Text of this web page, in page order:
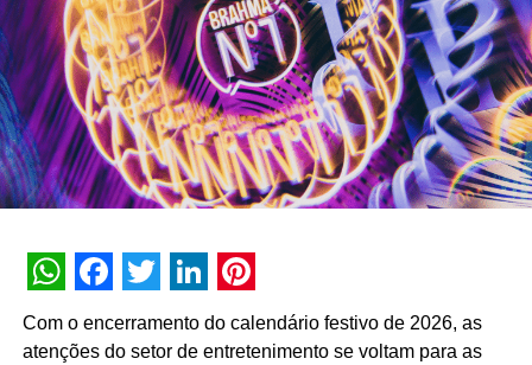
ua=1
• Lavar a mão com água e sabão (pelo menos 40 a 60
segundos):
http://www.who.int/gpsc/5may/
ua=1
Veja ovídeoda OMS que ensina como lavar a mão
corretamente.
A SEGUIR
e limpeza para apoiar governo de São Paulo no
combate ao Covid-19
WhatsApp
Facebook
Twitter
LinkedIn
Pinterest
Com o encerramento do calendário festivo de 2026, as
atenções do setor de entretenimento se voltam para as